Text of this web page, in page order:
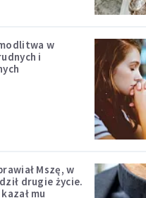
w
i
Mszę, w
drugie życie.
mu